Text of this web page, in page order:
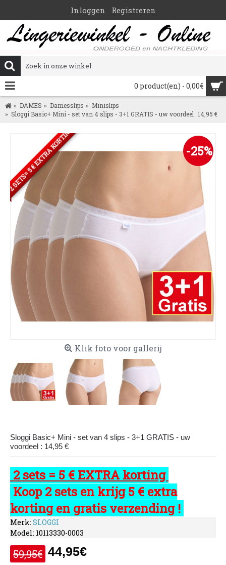
Inloggen Registreren
0 product(en) - 0,00€
DAMES Damesslips
Minislips
Sloggi Basic+ Mini - set van 4 slips - 3+1 GRATIS - uw voordeel : 14,95 €
2 SETS= 5 € EXTRA KORTING -25%
Klik foto voor gallerij
Sloggi Basic+ Mini - set van 4 slips - 3+1 GRATIS - uw
voordeel : 14,95 €
2 sets = 5 € EXTRA korting
Koop 2 sets en krijg 5 € extra
korting en gratis verzending !
Merk: SLOGGI
Model: 10113330-0003
59,95€ 44,95€